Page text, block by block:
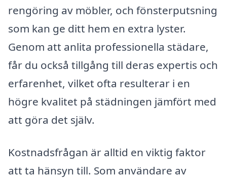
rengöring av möbler, och fönsterputsning
som kan ge ditt hem en extra lyster.
Genom att anlita professionella städare,
får du också tillgång till deras expertis och
erfarenhet, vilket ofta resulterar i en
högre kvalitet på städningen jämfört med
att göra det själv.
Kostnadsfrågan är alltid en viktig faktor
att ta hänsyn till. Som användare av